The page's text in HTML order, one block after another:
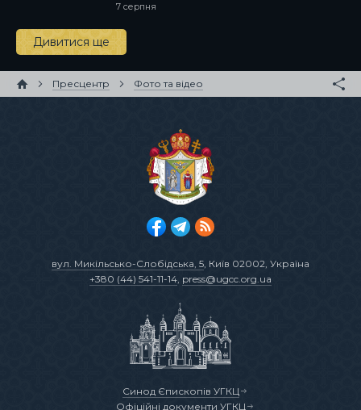
7 серпня
Дивитися ще
Пресцентр Фото та відео
вул. Микільсько-Слобідська, 5, Київ 02002, Україна
+380 (44) 541-11-14, press@ugcc.org.ua
Синод Єпископів УГКЦ
Офіційні документи УГКЦ